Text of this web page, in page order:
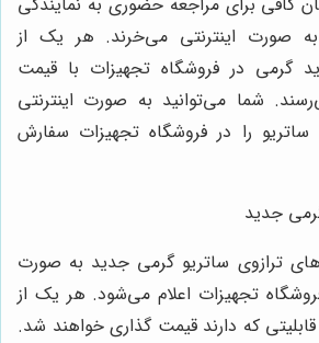
صورت اینترنتی می‌خرند. هر یک از
گرمی در فروشگاه تجهیزات با قیمت
شما می‌توانید به صورت اینترنتی
را در فروشگاه تجهیزات سفارش
جدید
ساتریو گرمی جدید به صورت
تجهیزات اعلام می‌شود. هر یک از
که دارند قیمت گذاری خواهند شد.